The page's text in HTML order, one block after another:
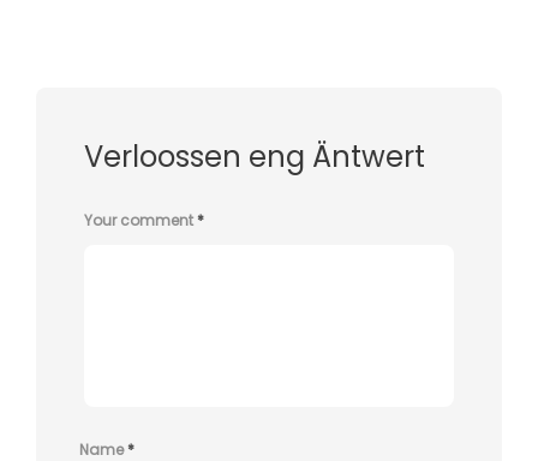
Verloossen eng Äntwert
Your comment*
Name*